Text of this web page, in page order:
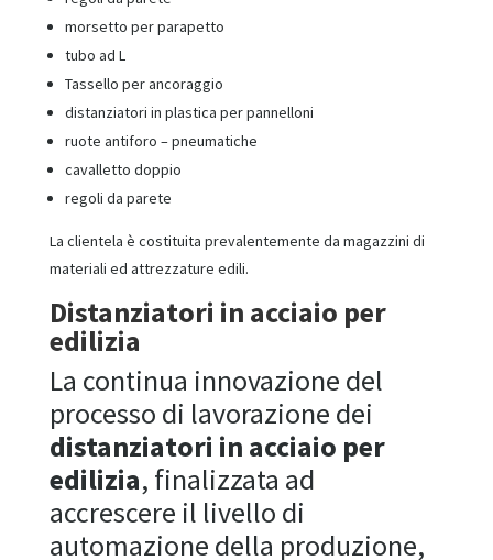
morsetto per parapetto
tubo ad L
Tassello per ancoraggio
distanziatori in plastica per pannelloni
ruote antiforo – pneumatiche
cavalletto doppio
regoli da parete
La clientela è costituita prevalentemente da magazzini di
materiali ed attrezzature edili.
Distanziatori in acciaio per
edilizia
La continua innovazione del
processo di lavorazione dei
distanziatori in acciaio per
edilizia, finalizzata ad
accrescere il livello di
automazione della produzione,